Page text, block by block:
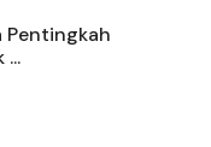
Pentingkah
...